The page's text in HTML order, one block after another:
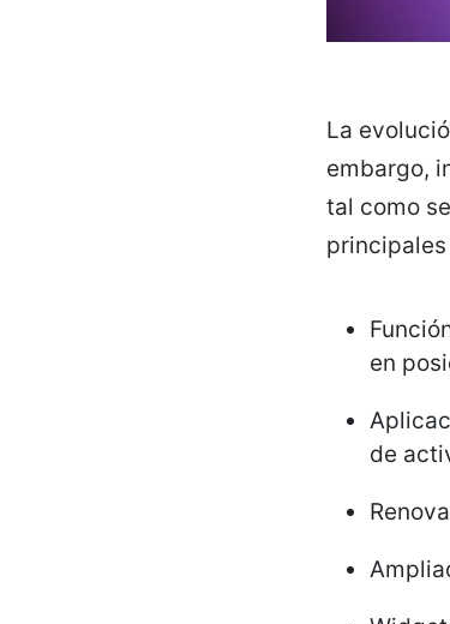
La
embargo,
tal como
principales
en
de